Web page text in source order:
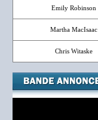
Emily Robinson
Martha MacIsaac
Chris Witaske